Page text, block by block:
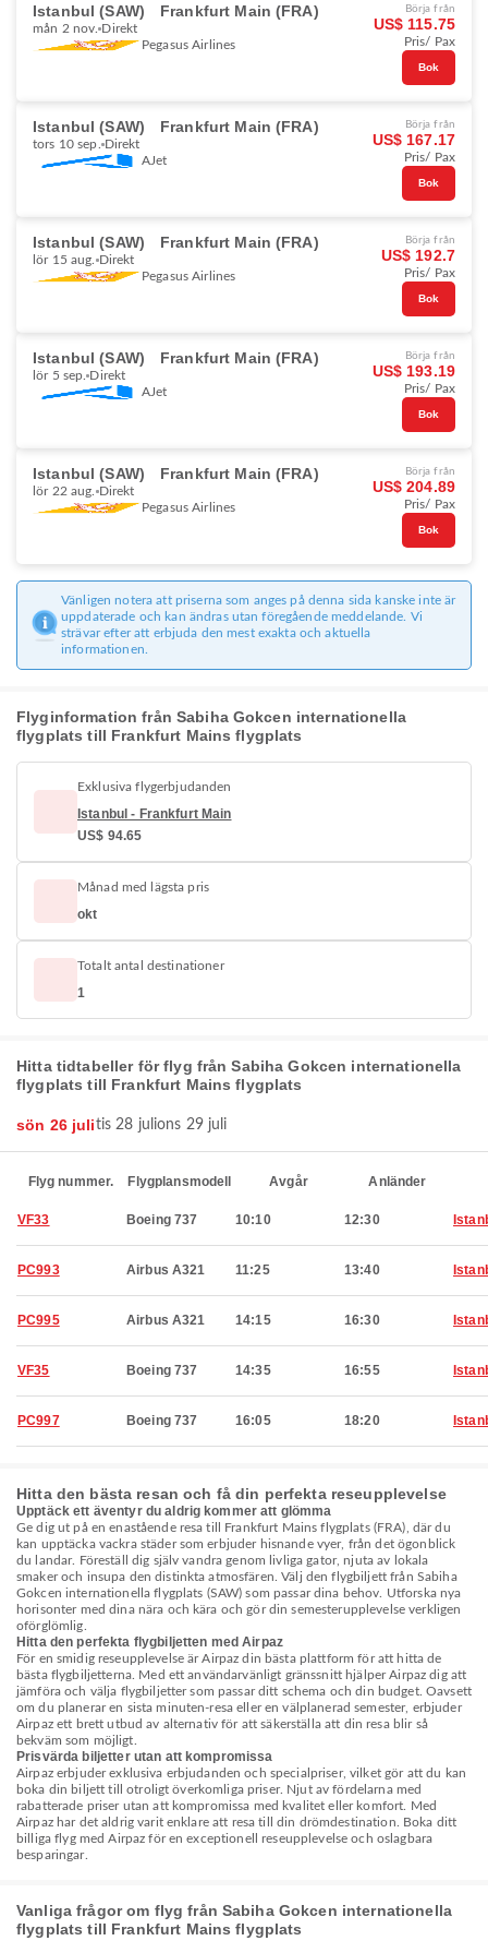
Istanbul (SAW) Frankfurt Main (FRA)
mån 2 nov. Direkt
Pegasus Airlines
Börja från
US$ 115.75
Pris/ Pax
Bok
Istanbul (SAW) Frankfurt Main (FRA)
tors 10 sep. Direkt
AJet
Börja från
US$ 167.17
Pris/ Pax
Bok
Istanbul (SAW) Frankfurt Main (FRA)
lör 15 aug. Direkt
Pegasus Airlines
Börja från
US$ 192.7
Pris/ Pax
Bok
Istanbul (SAW) Frankfurt Main (FRA)
lör 5 sep. Direkt
AJet
Börja från
US$ 193.19
Pris/ Pax
Bok
Istanbul (SAW) Frankfurt Main (FRA)
lör 22 aug. Direkt
Pegasus Airlines
Börja från
US$ 204.89
Pris/ Pax
Bok
Vänligen notera att priserna som anges på denna sida kanske inte är
uppdaterade och kan ändras utan föregående meddelande. Vi
strävar efter att erbjuda den mest exakta och aktuella
informationen.
Flyginformation från Sabiha Gokcen internationella
flygplats till Frankfurt Mains flygplats
Exklusiva flygerbjudanden
Istanbul - Frankfurt Main
US$ 94.65
Månad med lägsta pris
okt
Totalt antal destinationer
1
Hitta tidtabeller för flyg från Sabiha Gokcen internationella
flygplats till Frankfurt Mains flygplats
sön 26 julitis 28 julions 29 juli
Flyg nummer. Flygplansmodell Avgår Anländer
VF33 Boeing 737 10:10 12:30
PC993 Airbus A321 11:25 13:40
PC995 Airbus A321 14:15 16:30
VF35 Boeing 737 14:35 16:55
PC997 Boeing 737 16:05 18:20
Hitta den bästa resan och få din perfekta reseupplevelse
Upptäck ett äventyr du aldrig kommer att glömma
Ge dig ut på en enastående resa till Frankfurt Mains flygplats (FRA), där du
kan upptäcka vackra städer som erbjuder hisnande vyer, från det ögonblick
du landar. Föreställ dig själv vandra genom livliga gator, njuta av lokala
smaker och insupa den distinkta atmosfären. Välj den flygbiljett från Sabiha
Gokcen internationella flygplats (SAW) som passar dina behov. Utforska nya
horisonter med dina nära och kära och gör din semesterupplevelse verkligen
oförglömlig.
Hitta den perfekta flygbiljetten med Airpaz
För en smidig reseupplevelse är Airpaz din bästa plattform för att hitta de
bästa flygbiljetterna. Med ett användarvänligt gränssnitt hjälper Airpaz dig att
jämföra och välja flygbiljetter som passar ditt schema och din budget. Oavsett
om du planerar en sista minuten-resa eller en välplanerad semester, erbjuder
Airpaz ett brett utbud av alternativ för att säkerställa att din resa blir så
bekväm som möjligt.
Prisvärda biljetter utan att kompromissa
Airpaz erbjuder exklusiva erbjudanden och specialpriser, vilket gör att du kan
boka din biljett till otroligt överkomliga priser. Njut av fördelarna med
rabatterade priser utan att kompromissa med kvalitet eller komfort. Med
Airpaz har det aldrig varit enklare att resa till din drömdestination. Boka ditt
billiga flyg med Airpaz för en exceptionell reseupplevelse och oslagbara
besparingar.
Vanliga frågor om flyg från Sabiha Gokcen internationella
flygplats till Frankfurt Mains flygplats